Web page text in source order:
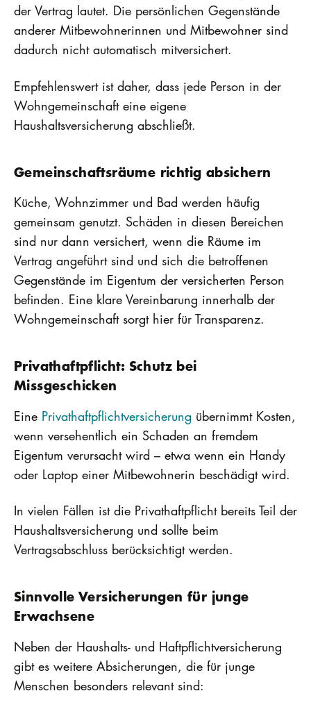
der Vertrag lautet. Die persönlichen Gegenstände
anderer Mitbewohnerinnen und Mitbewohner sind
dadurch nicht automatisch mitversichert.
Empfehlenswert ist daher, dass jede Person in der
Wohngemeinschaft eine eigene
Haushaltsversicherung abschließt.
Gemeinschaftsräume richtig absichern
Küche, Wohnzimmer und Bad werden häufig
gemeinsam genutzt. Schäden in diesen Bereichen
sind nur dann versichert, wenn die Räume im
Vertrag angeführt sind und sich die betroffenen
Gegenstände im Eigentum der versicherten Person
befinden. Eine klare Vereinbarung innerhalb der
Wohngemeinschaft sorgt hier für Transparenz.
Privathaftpflicht: Schutz bei
Missgeschicken
Eine Privathaftpflichtversicherung übernimmt Kosten,
wenn versehentlich ein Schaden an fremdem
Eigentum verursacht wird – etwa wenn ein Handy
oder Laptop einer Mitbewohnerin beschädigt wird.
In vielen Fällen ist die Privathaftpflicht bereits Teil der
Haushaltsversicherung und sollte beim
Vertragsabschluss berücksichtigt werden.
Sinnvolle Versicherungen für junge
Erwachsene
Neben der Haushalts- und Haftpflichtversicherung
gibt es weitere Absicherungen, die für junge
Menschen besonders relevant sind: